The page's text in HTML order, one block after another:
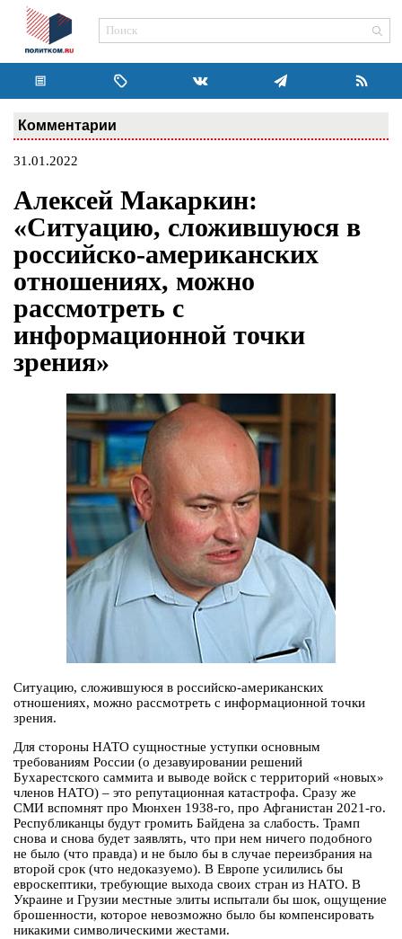
Комментарии
31.01.2022
Алексей Макаркин:
«Ситуацию, сложившуюся в
российско-американских
отношениях, можно
рассмотреть с
информационной точки
зрения»
Ситуацию, сложившуюся в российско-американских
отношениях, можно рассмотреть с информационной точки
зрения.
Для стороны НАТО сущностные уступки основным
требованиям России (о дезавуировании решений
Бухарестского саммита и выводе войск с территорий «новых»
членов НАТО) – это репутационная катастрофа. Сразу же
СМИ вспомнят про Мюнхен 1938-го, про Афганистан 2021-го.
Республиканцы будут громить Байдена за слабость. Трамп
снова и снова будет заявлять, что при нем ничего подобного
не было (что правда) и не было бы в случае переизбрания на
второй срок (что недоказуемо). В Европе усилились бы
евроскептики, требующие выхода своих стран из НАТО. В
Украине и Грузии местные элиты испытали бы шок, ощущение
брошенности, которое невозможно было бы компенсировать
никакими символическими жестами.